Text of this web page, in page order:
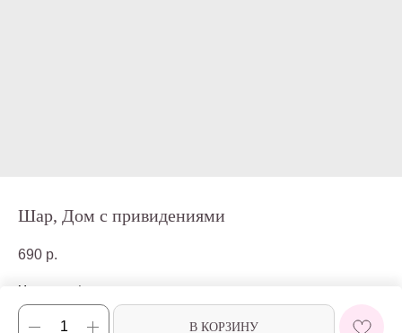
Шар, Дом с привидениями
690 р.
В КОРЗИНУ
Материал: фольга
Размер: 71 см